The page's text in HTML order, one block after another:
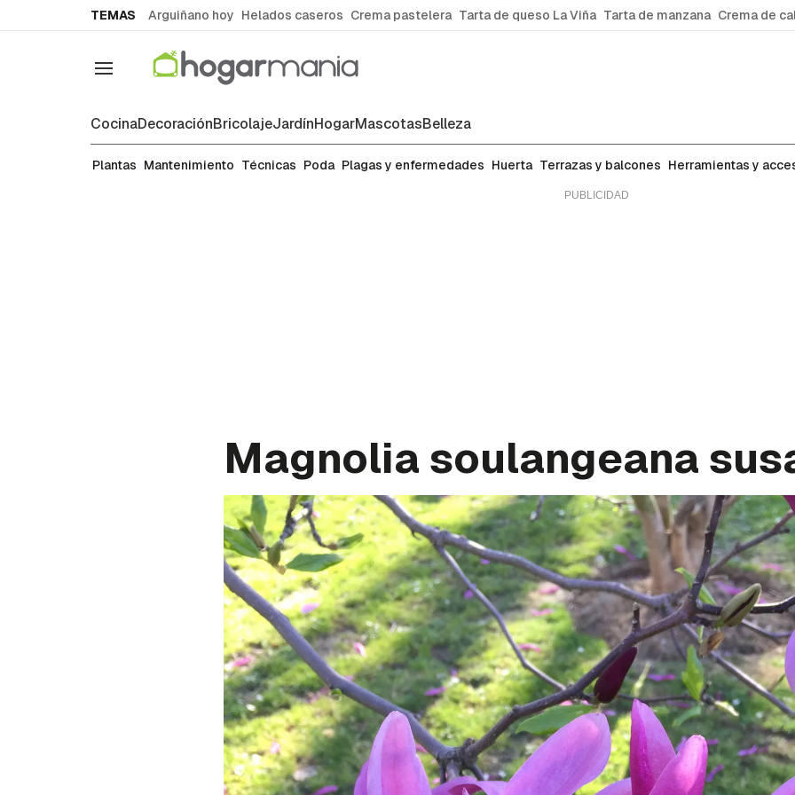
TEMAS Arguiñano hoy Helados caseros Crema pastelera Tarta de queso La Viña Tarta de manzana Crema de
Navegación
CocinaDecoraciónBricolajeJardínHogarMascotasBelleza
Arbustos
Plantas Mantenimiento Técnicas Poda Plagas y enfermedades Huerta Terrazas y balcones Herramientas y
Magnolia soulangeana